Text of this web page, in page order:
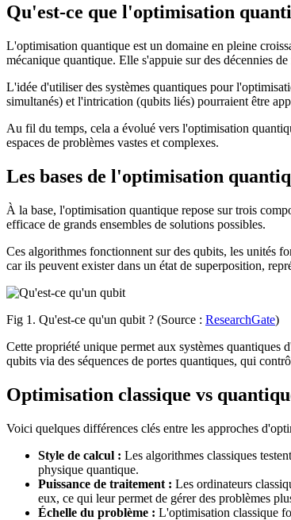
Qu'est-ce que l'optimisation
L'optimisation quantique est un domaine en pleine
mécanique quantique. Elle s'appuie sur des décennies
L'idée d'utiliser des systèmes quantiques pour
simultanés) et l'intrication (qubits liés) pourraient être
Au fil du temps, cela a évolué vers l'optimisation
espaces de problèmes vastes et complexes.
Les bases de l'optimisation
À la base, l'optimisation quantique repose sur trois
efficace de grands ensembles de solutions possibles.
Ces algorithmes fonctionnent sur des qubits, les unités
car ils peuvent exister dans un état de superposition,
Fig 1. Qu'est-ce qu'un qubit ? (Source : ResearchGate)
Cette propriété unique permet aux systèmes
qubits via des séquences de portes quantiques, qui
Optimisation classique vs
Voici quelques différences clés entre les approches
Style de calcul : Les algorithmes classiques
physique quantique.
Puissance de traitement : Les ordinateurs
eux, ce qui leur permet de gérer des problèmes
Échelle du problème : L'optimisation classique